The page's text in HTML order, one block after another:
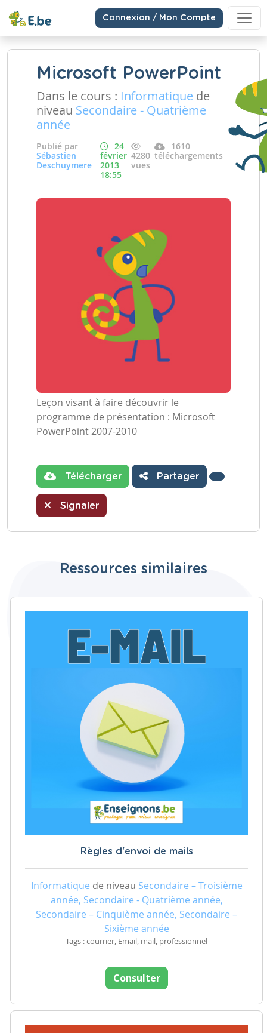
Connexion / Mon Compte
Microsoft PowerPoint
Dans le cours : Informatique de
niveau Secondaire - Quatrième
année
Publié par
Sébastien
Deschuymere
24
février
2013
18:55
4280
vues
1610
téléchargements
Leçon visant à faire découvrir le
programme de présentation : Microsoft
PowerPoint 2007-2010
Télécharger Partager
Signaler
Ressources similaires
Règles d'envoi de mails
Informatique de niveau Secondaire – Troisième
année, Secondaire - Quatrième année,
Secondaire – Cinquième année, Secondaire –
Sixième année
Tags : courrier, Email, mail, professionnel
Consulter